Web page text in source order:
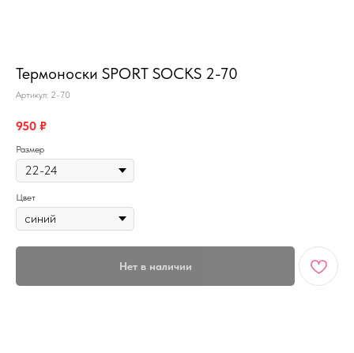
Термоноски SPORT SOCKS 2-70
Артикул: 2-70
950 ₽
Размер
Цвет
Нет в наличии